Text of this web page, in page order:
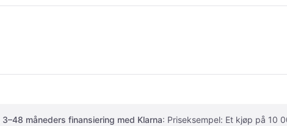
3–48 måneders finansiering med Klarna: Priseksempel: Et kjøp på 10